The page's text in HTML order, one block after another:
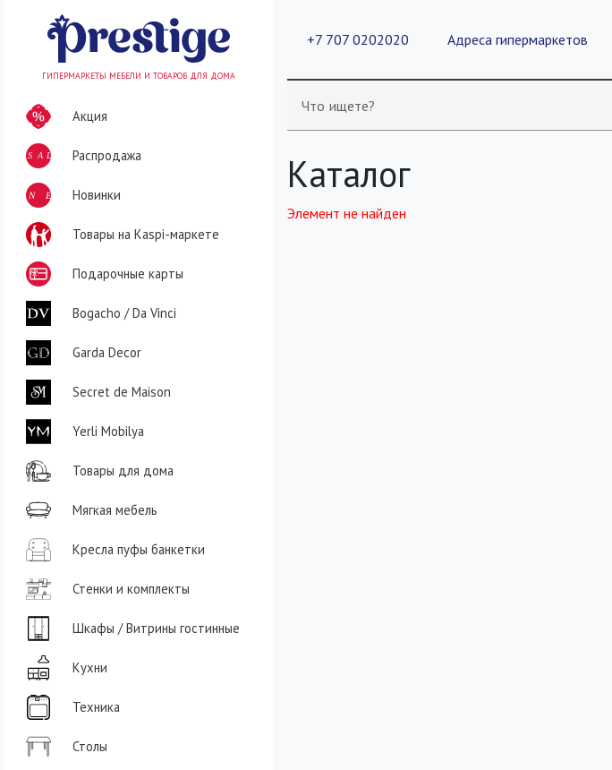
+7 707 0202020 Адреса гипермаркетов
Что ищете?
ГИПЕРМАРКЕТЫ МЕБЕЛИ И ТОВАРОВ ДЛЯ ДОМА
Акция
SALE Распродажа
NEWНовинки
Товары на Kaspi-маркете
Подарочные карты
Bogacho / Da Vinci
Garda Decor
Secret de Maison
Yerli Mobilya
Товары для дома
Мягкая мебель
Кресла пуфы банкетки
Стенки и комплекты
Шкафы / Витрины гостинные
Кухни
Техника
Столы
Каталог
Элемент не найден